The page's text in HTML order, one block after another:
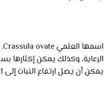
يمكن أن يصل ارتفاع النبات إلى 1 متر.